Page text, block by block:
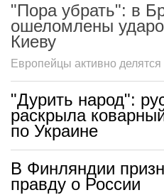
"Пора убрать": в
ошеломлены
Киеву
Европейцы активно
"Дурить народ":
раскрыла
по Украине
В Финляндии
правду о России